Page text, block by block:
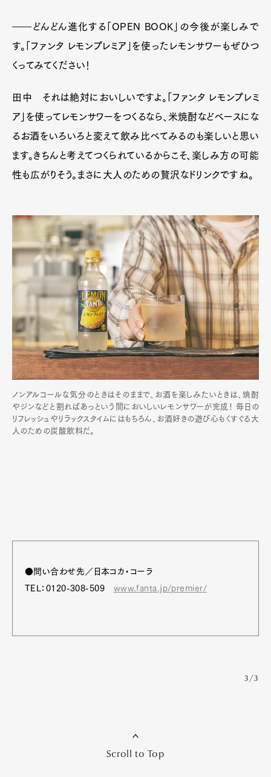
――どんどん進化する「OPEN BOOK」の今後が楽しみで
す。「ファンタ レモンプレミア」を使ったレモンサワーもぜひつ
くってみてください！
田中 それは絶対においしいですよ。「ファンタ レモンプレミ
ア」を使ってレモンサワーをつくるなら、米焼酎などベースにな
るお酒をいろいろと変えて飲み比べてみるのも楽しいと思い
ます。きちんと考えてつくられているからこそ、楽しみ方の可能
性も広がりそう。まさに大人のための贅沢なドリンクですね。
ノンアルコールな気分のときはそのままで、お酒を楽しみたいときは、焼酎
やジンなどと割ればあっという間においしいレモンサワーが完成！ 毎日の
リフレッシュやリラックスタイムにはもちろん、お酒好きの遊び心もくすぐる大
人のための炭酸飲料だ。
●問い合わせ先／日本コカ・コーラ
TEL：0120-308-509 www.fanta.jp/premier/
3/3
Scroll to Top